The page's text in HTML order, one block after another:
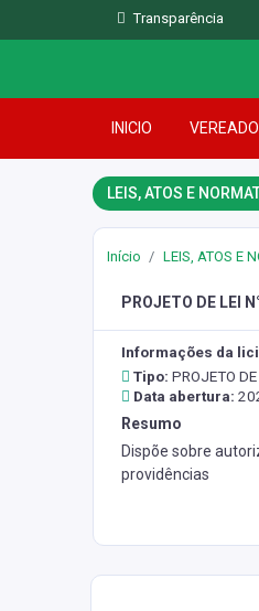
Transparência
INICIO
LEIS, ATOS E
Início LEIS, ATOS E
PROJETO DE LEI
Informações da
Tipo: PROJETO
Data abertura:
Resumo
Dispõe sobre
providências